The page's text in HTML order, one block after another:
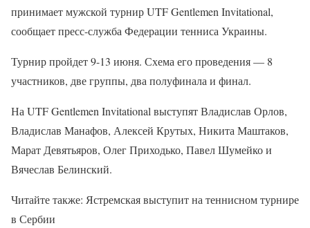
принимает мужской турнир UTF Gentlemen Invitational,
сообщает пресс-служба Федерации тенниса Украины.
Турнир пройдет 9-13 июня. Схема его проведения — 8
участников, две группы, два полуфинала и финал.
На UTF Gentlemen Invitational выступят Владислав Орлов,
Владислав Манафов, Алексей Крутых, Никита Маштаков,
Марат Девятьяров, Олег Приходько, Павел Шумейко и
Вячеслав Белинский.
Читайте также: Ястремская выступит на теннисном турнире
в Сербии